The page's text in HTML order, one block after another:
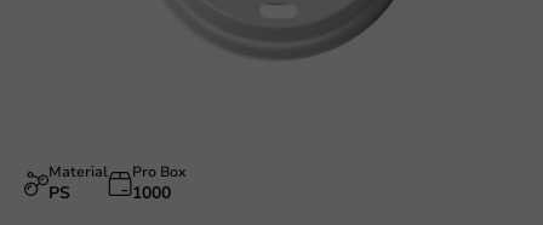
Material
PS
Pro Box
1000